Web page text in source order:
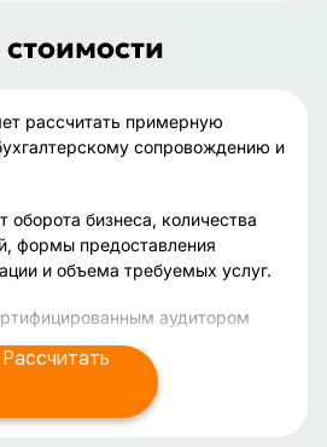
рассчитать примерную
сопровождению и
оборота бизнеса, количества
формы предоставления
и объема требуемых услуг.
аудитором
Рассчитать